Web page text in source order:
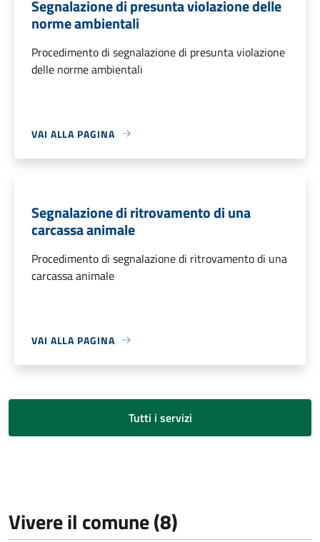
Segnalazione di presunta violazione delle
norme ambientali
Procedimento di segnalazione di presunta violazione
delle norme ambientali
VAI ALLA PAGINA
Segnalazione di ritrovamento di una
carcassa animale
Procedimento di segnalazione di ritrovamento di una
carcassa animale
VAI ALLA PAGINA
Tutti i servizi
Vivere il comune (8)